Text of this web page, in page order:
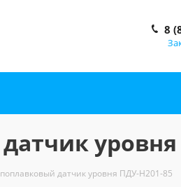
8
уровня
датчик уровня ПДУ-Н201-85